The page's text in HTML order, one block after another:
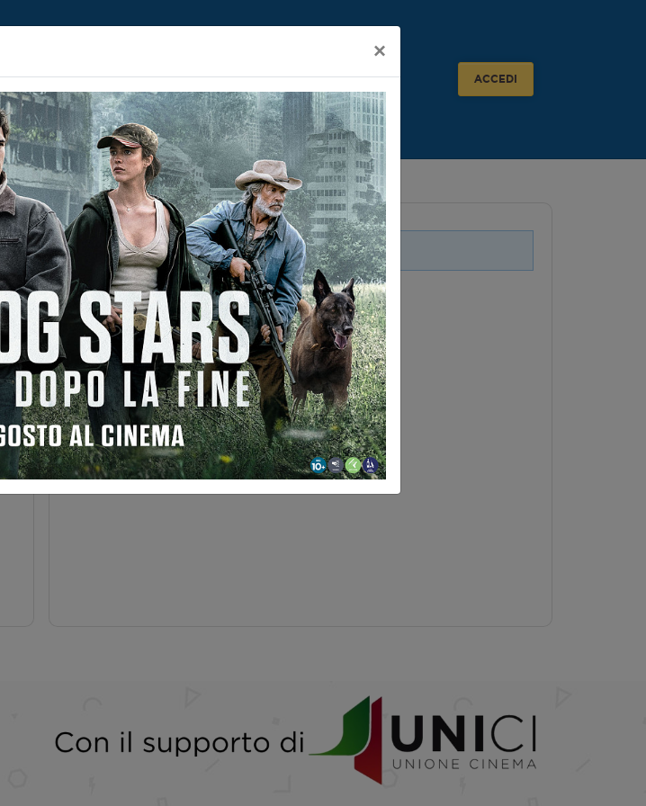
Prossimamente Contributi ACCEDI
Non ci sono spettacoli legati a questo evento.
×